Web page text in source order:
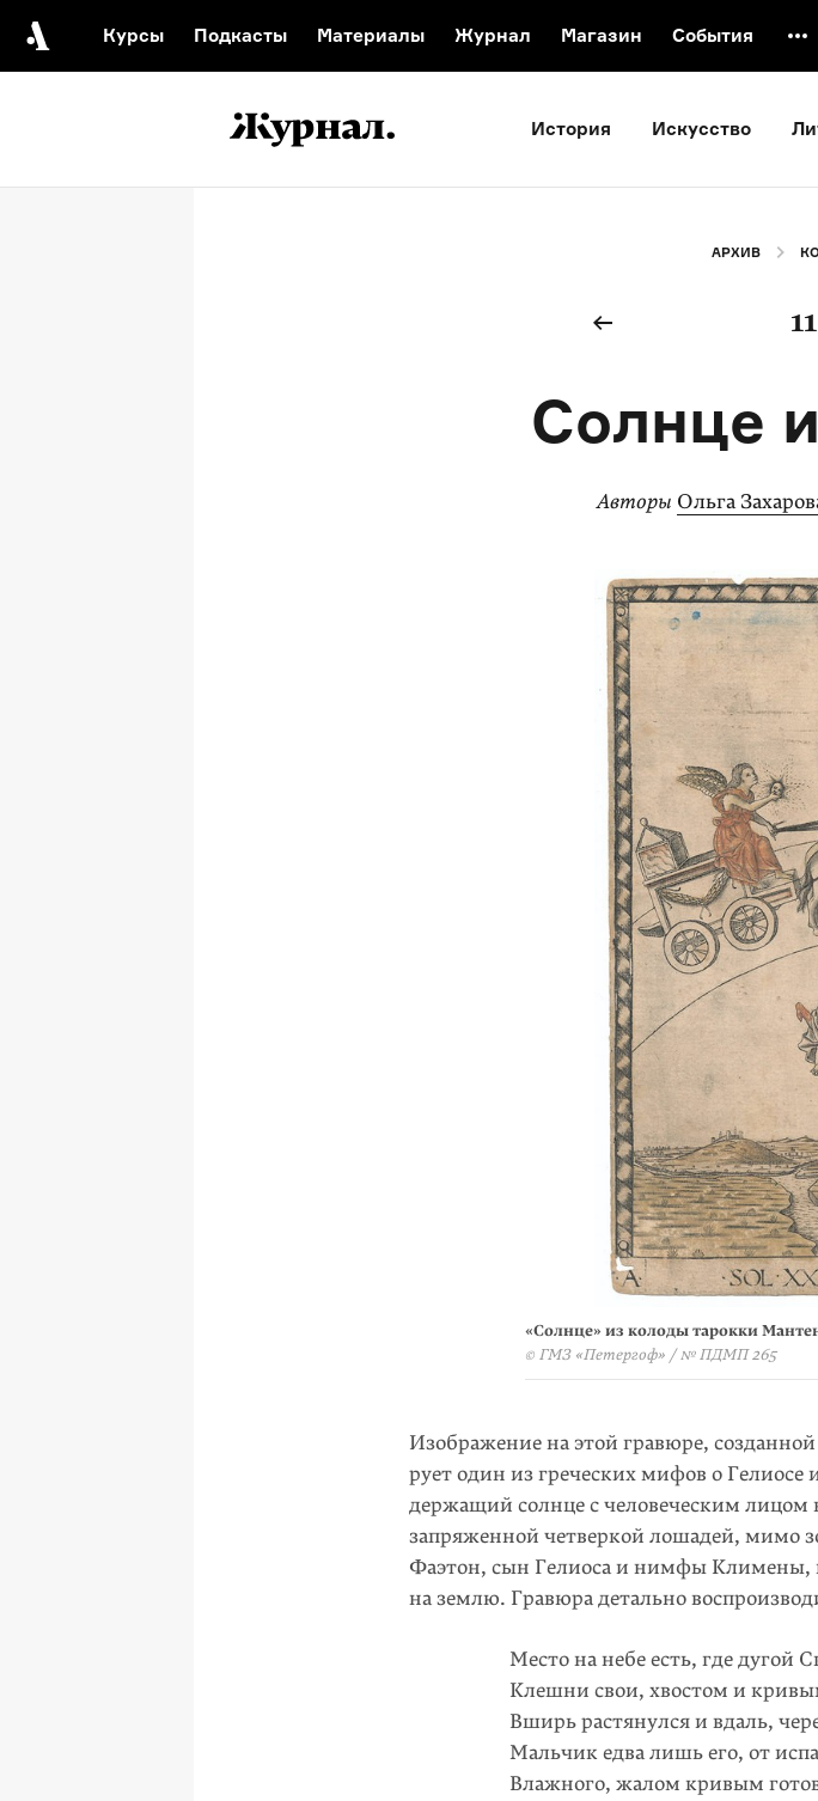
Курсы Подкасты Материалы Журнал Магазин События
Видеоистория русской культуры
Русский язык
История Искусство
АРХИВ
11
Солнце
Авторы Ольга
«Солнце» из колоды тарокки
© ГМЗ «Петергоф» / № ПДМП 265
Изображение на этой гравюре,
рует один из греческих мифов о
держащий солнце с человеческим лицом
запряженной четверкой лошадей, мимо
Фаэтон, сын Гелиоса и нимфы Климены,
на землю. Гравюра детально
Место на небе есть, где дугой
Клешни свои, хвостом и
Вширь растянулся и вдаль,
Мальчик едва лишь его, от
Влажного, жалом кривым